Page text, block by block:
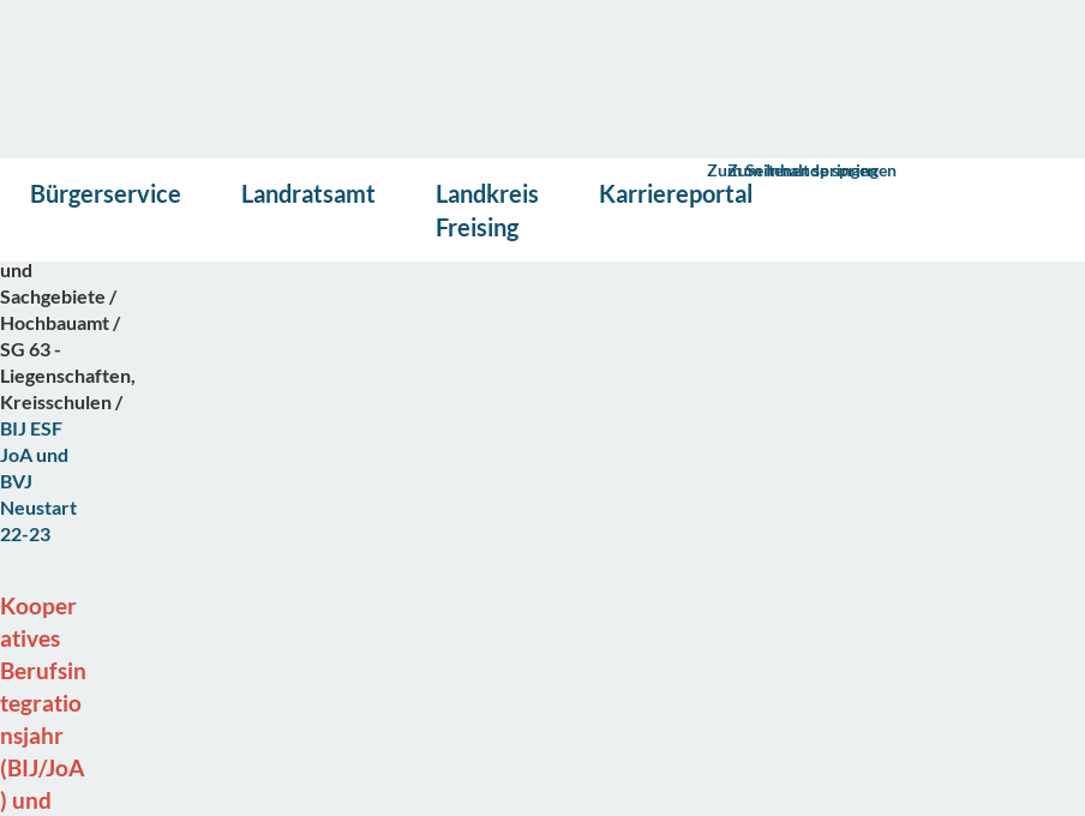
Zum Inhalt springen
Zum Seitenende springen
PresseKontakt Suche
Bürgerservice Landratsamt
Landkreis
Freising
Karriereportal
Startseite
und
Sachgebiete
Hochbauamt
SG 63 -
Liegenschaften,
Kreisschulen
BIJ ESF
JoA und
BVJ
Neustart
22-23
lese
Kooper
atives
Berufsin
tegratio
nsjahr
(BIJ/JoA
) und